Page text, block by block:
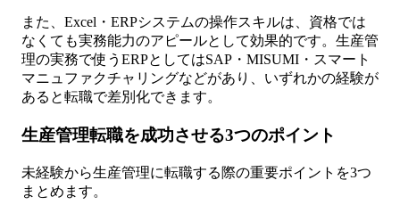
また、Excel・ERPシステムの操作スキルは、資格では
なくても実務能力のアピールとして効果的です。生産管
理の実務で使うERPとしてはSAP・MISUMI・スマート
マニュファクチャリングなどがあり、いずれかの経験が
あると転職で差別化できます。
生産管理転職を成功させる3つのポイント
未経験から生産管理に転職する際の重要ポイントを3つ
まとめます。